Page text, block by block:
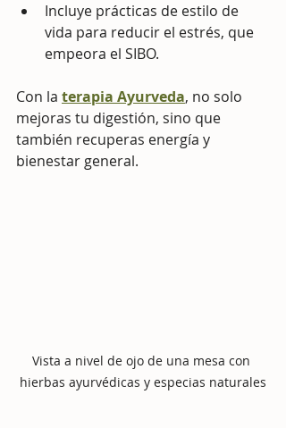
Incluye prácticas de estilo de
vida para reducir el estrés, que
empeora el SIBO.
Con la terapia Ayurveda, no solo
mejoras tu digestión, sino que
también recuperas energía y
bienestar general.
Vista a nivel de ojo de una mesa con
hierbas ayurvédicas y especias naturales